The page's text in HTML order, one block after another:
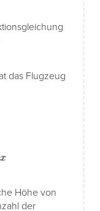
das Flugzeug
Höhe von
der